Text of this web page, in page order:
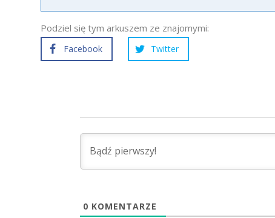
Podziel się tym arkuszem ze znajomymi:
Facebook Twitter
0 KOMENTARZE